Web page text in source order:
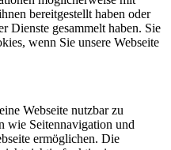
bereitgestellt haben oder
Dienste gesammelt haben. Sie
wenn Sie unsere Webseite
Webseite nutzbar zu
wie Seitennavigation und
ermöglichen. Die